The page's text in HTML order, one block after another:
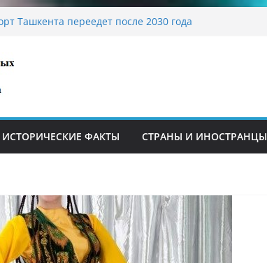
традиционные узоры: символика и
диета Алины Загитовой
до университетских клиник
на одном из ключевых перекрёстков
ИСТОРИЧЕСКИЕ ФАКТЫ СТРАНЫ И ИНОСТРАНЦЫ